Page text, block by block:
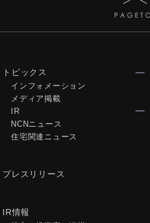
トピックス
インフォメーション
メディア掲載
IR
NCNニュース
住宅関連ニュース
プレスリリース
IR情報